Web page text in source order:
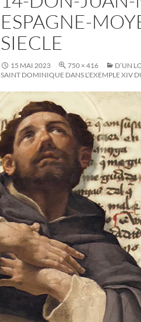
ESPAGNE-
SIECLE
15 MAI 2023 750 × 416
D’UN
SAINT DOMINIQUE DANS L’EXEMPLE XIV